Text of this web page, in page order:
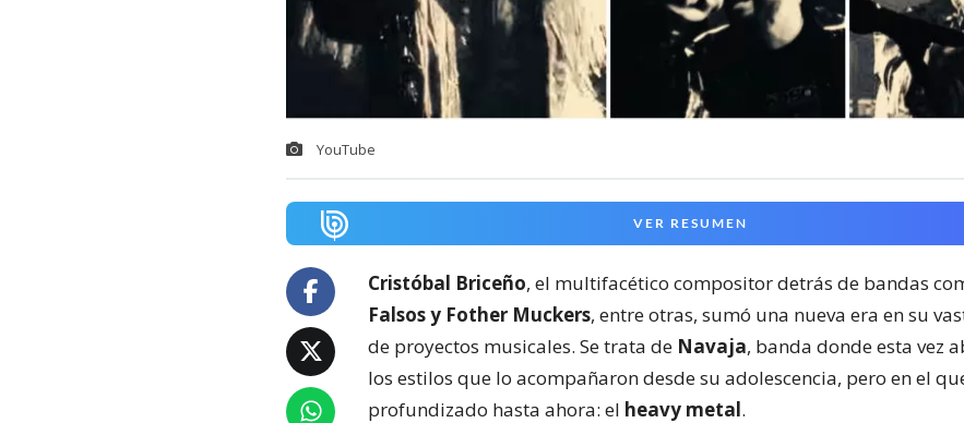
YouTube
VER RESUMEN
Cristóbal Briceño, el multifacético compositor detrás de bandas
Falsos y Fother Muckers, entre otras, sumó una nueva era en su
de proyectos musicales. Se trata de Navaja, banda donde esta vez
los estilos que lo acompañaron desde su adolescencia, pero en el
profundizado hasta ahora: el heavy metal.